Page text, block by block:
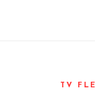
TV